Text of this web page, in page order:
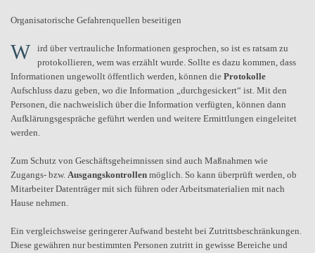
Organisatorische Gefahrenquellen beseitigen
W
ird über vertrauliche Informationen gesprochen, so ist es ratsam zu
protokollieren, wem was erzählt wurde. Sollte es dazu kommen, dass
Informationen ungewollt öffentlich werden, können die Protokolle
Aufschluss dazu geben, wo die Information „durchgesickert“ ist. Mit den
Personen, die nachweislich über die Information verfügten, können dann
Aufklärungsgespräche geführt werden und weitere Ermittlungen eingeleitet
werden.
Zum Schutz von Geschäftsgeheimnissen sind auch Maßnahmen wie
Zugangs- bzw. Ausgangskontrollen möglich. So kann überprüft werden, ob
Mitarbeiter Datenträger mit sich führen oder Arbeitsmaterialien mit nach
Hause nehmen.
Ein vergleichsweise geringerer Aufwand besteht bei Zutrittsbeschränkungen.
Diese gewähren nur bestimmten Personen zutritt in gewisse Bereiche und